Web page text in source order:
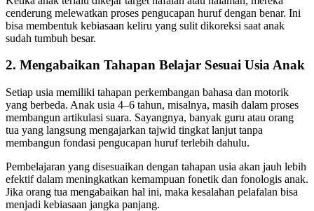
cenderung melewatkan proses pengucapan huruf dengan benar. Ini
bisa membentuk kebiasaan keliru yang sulit dikoreksi saat anak
sudah tumbuh besar.
2. Mengabaikan Tahapan Belajar Sesuai Usia Anak
Setiap usia memiliki tahapan perkembangan bahasa dan motorik
yang berbeda. Anak usia 4–6 tahun, misalnya, masih dalam proses
membangun artikulasi suara. Sayangnya, banyak guru atau orang
tua yang langsung mengajarkan tajwid tingkat lanjut tanpa
membangun fondasi pengucapan huruf terlebih dahulu.
Pembelajaran yang disesuaikan dengan tahapan usia akan jauh lebih
efektif dalam meningkatkan kemampuan fonetik dan fonologis anak.
Jika orang tua mengabaikan hal ini, maka kesalahan pelafalan bisa
menjadi kebiasaan jangka panjang.